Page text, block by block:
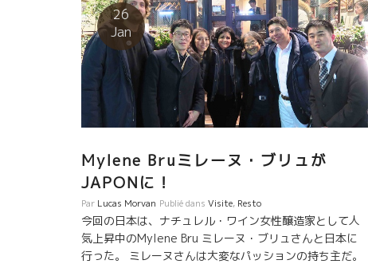
あってるよ ! 素晴らしいマリアージュだ！」と、言い続
けるマルク。 ほんとに、彼のミュスカデは本人と同じよ
うに自然で底力があり、 生ガキのヨウ素iodéを自然に流
してくれる。 なんて幸せな時を与えてくれるワインなん
だろう。みんなを幸せにしてくれるんだろう。 あり
がとう マルク・ペノ、 皆さん。 しかし、オザ
ミレストランのウィンドウに見るヴァンショーのポスタ
ーが、どうしてもカップラーメンにしか見えないのは私
26
Jan
Mylene Bruミレーヌ・ブリュが
JAPONに！
Par Lucas Morvan Publié dans Visite, Resto
今回の日本は、ナチュレル・ワイン女性醸造家として人
気上昇中のMylene Bru ミレーヌ・ブリュさんと日本に
行った。 ミレーヌさんは大変なパッションの持ち主だ。